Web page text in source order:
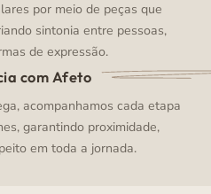
por meio de peças que
sintonia entre pessoas,
de expressão.
com Afeto
acompanhamos cada etapa
garantindo proximidade,
em toda a jornada.